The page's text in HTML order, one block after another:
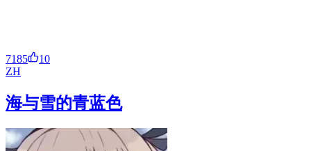
7185
10
ZH
海与雪的青蓝色